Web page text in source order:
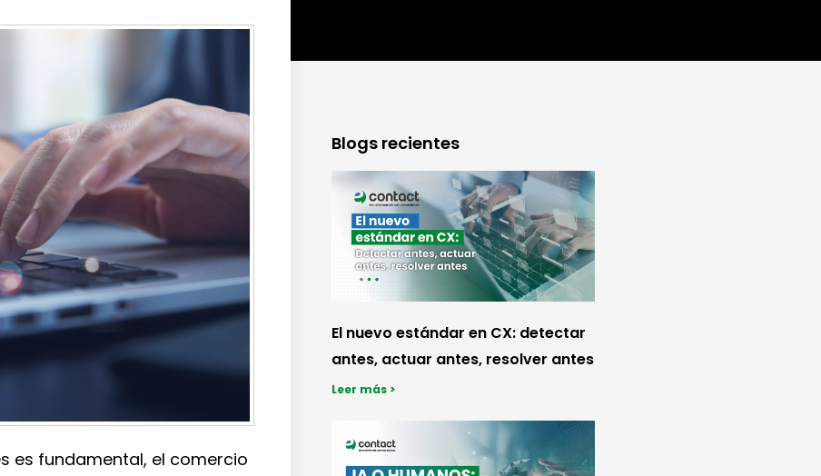
es fundamental, el comercio
Blogs recientes
El nuevo estándar en CX: detectar
antes, actuar antes, resolver antes
Leer más >